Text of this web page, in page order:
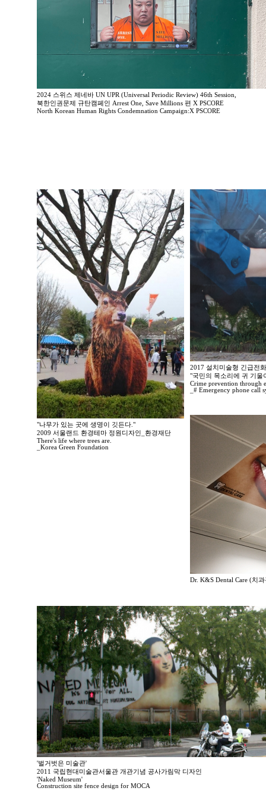
2024 스위스 제네바 UN UPR (Universal Periodic Review) 46th Session,
북한인권문제 규탄캠페인 Arrest One, Save Millions 편 X PSCORE
North Korean Human Rights Condemnation Campaign:X PSCORE
"나무가 있는 곳에 생명이 깃든다."
2009 서울랜드 환경테마 정원디자인_환경재단
There's life where trees are.
_Korea Green Foundation
2017 설치미술형 긴급전
"국민의 목소리에 귀 기울
Crime prevention through
_# Emergency phone call
Dr. K&S Dental Care (치
'벌거벗은 미술관'
2011 국립현대미술관서울관 개관기념 공사가림막 디자인
'Naked Museum'
Construction site fence design for MOCA